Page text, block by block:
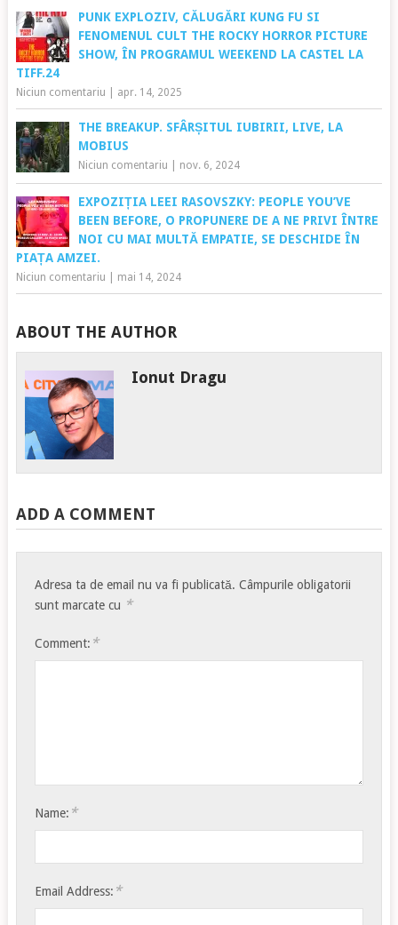
PUNK EXPLOZIV, CĂLUGĂRI KUNG FU SI
FENOMENUL CULT THE ROCKY HORROR PICTURE
SHOW, ÎN PROGRAMUL WEEKEND LA CASTEL LA
TIFF.24
Niciun comentariu apr. 14, 2025
THE BREAKUP. SFÂRȘITUL IUBIRII, LIVE, LA
MOBIUS
Niciun comentariu nov. 6, 2024
EXPOZIȚIA LEEI RASOVSZKY: PEOPLE YOU’VE
BEEN BEFORE, O PROPUNERE DE A NE PRIVI ÎNTRE
NOI CU MAI MULTĂ EMPATIE, SE DESCHIDE ÎN
PIAȚA AMZEI.
Niciun comentariu mai 14, 2024
ABOUT THE AUTHOR
Ionut Dragu
ADD A COMMENT
Adresa ta de email nu va fi publicată. Câmpurile obligatorii
sunt marcate cu *
Comment: *
Name: *
Email Address: *